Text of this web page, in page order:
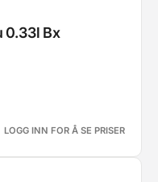
0.33l Bx
LOGG INN FOR Å SE PRISER